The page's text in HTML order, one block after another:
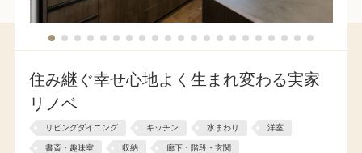
住み継ぐ幸せ心地よく生まれ変わる実家
リノベ
リビングダイニング キッチン 水まわり 洋室
書斎・趣味室 収納 廊下・階段・玄関